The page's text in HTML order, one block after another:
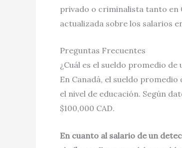
privado o criminalista tanto en
actualizada sobre los salarios
Preguntas Frecuentes
¿Cuál es el sueldo promedio
En Canadá, el sueldo
el nivel de educación. Según
$100,000 CAD.
En cuanto al salario de un